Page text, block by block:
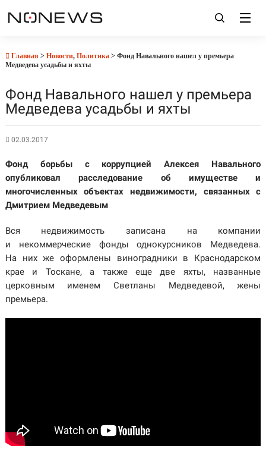
Главная > Новости, Политика> Фонд Навального нашел у премьера
Медведева усадьбы и яхты
Фонд Навального нашел у премьера
Медведева усадьбы и яхты
02.03.2017
Фонд борьбы с коррупцией Алексея Навального
опубликовал расследование об имуществе и
многочисленных объектах недвижимости, связанных с
Дмитрием Медведевым
Вся недвижимость записана на компании
и некоммерческие фонды однокурсников Медведева.
На них же оформлены виноградники в Краснодарском
крае и Тоскане, а также еще две яхты, названные
церковным именем Светланы Медведевой, жены
премьера.